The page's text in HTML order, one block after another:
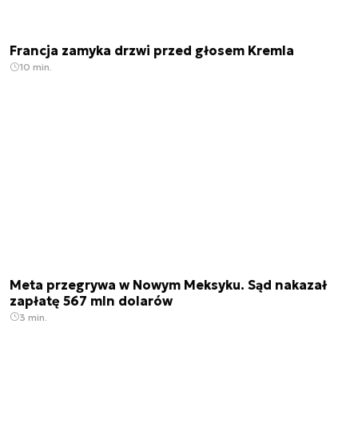
Francja zamyka drzwi przed głosem Kremla
10 min.
Meta przegrywa w Nowym Meksyku. Sąd nakazał
zapłatę 567 mln dolarów
3 min.